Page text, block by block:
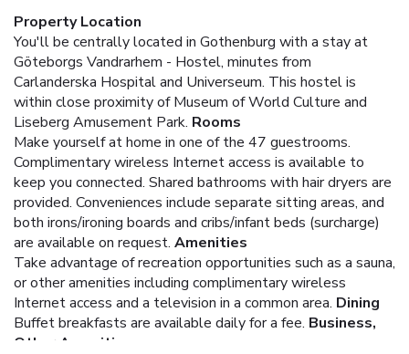
Property Location
You'll be centrally located in Gothenburg with a stay at
Göteborgs Vandrarhem - Hostel, minutes from
Carlanderska Hospital and Universeum. This hostel is
within close proximity of Museum of World Culture and
Liseberg Amusement Park. Rooms
Make yourself at home in one of the 47 guestrooms.
Complimentary wireless Internet access is available to
keep you connected. Shared bathrooms with hair dryers are
provided. Conveniences include separate sitting areas, and
both irons/ironing boards and cribs/infant beds (surcharge)
are available on request. Amenities
Take advantage of recreation opportunities such as a sauna,
or other amenities including complimentary wireless
Internet access and a television in a common area. Dining
Buffet breakfasts are available daily for a fee. Business,
Other Amenities